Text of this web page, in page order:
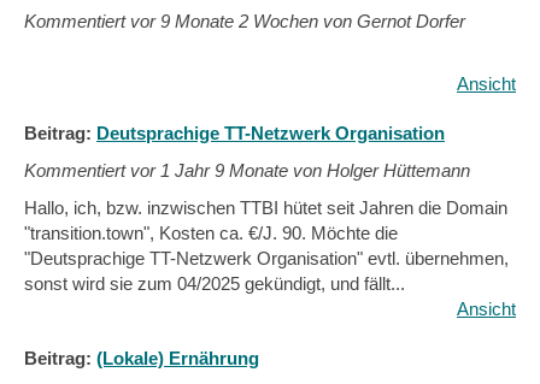
Kommentiert vor9 Monate 2 Wochen von Gernot Dorfer
Ansicht
Beitrag: Deutsprachige TT-Netzwerk Organisation
Kommentiert vor 1 Jahr 9 Monate von Holger Hüttemann
Hallo, ich, bzw. inzwischen TTBI hütet seit Jahren die Domain
"transition.town", Kosten ca. €/J. 90. Möchte die
"Deutsprachige TT-Netzwerk Organisation" evtl. übernehmen,
sonst wird sie zum 04/2025 gekündigt, und fällt...
Ansicht
Beitrag: (Lokale) Ernährung